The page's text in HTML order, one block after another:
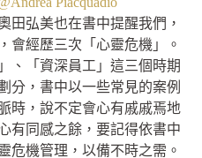
田弘美也在書中提醒我們，
會經歷三次「心靈危機」。
、「資深員工」這三個時期
分，書中以一些常見的案例
時，說不定會心有戚戚焉地
有同感之餘，要記得依書中
危機管理，以備不時之需。